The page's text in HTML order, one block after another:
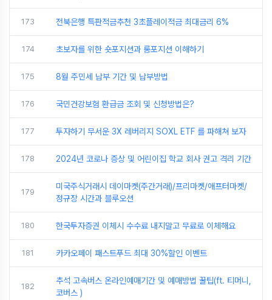
173 전북은행 특판적금추천 3초플레이적금 최대금리 6%
174 초보자를 위한 숏포지션과 롱포지션 이해하기
175 8월 주민세 납부 기간 및 납부방법
176 국민건강보험 환급금 조회 및 신청방법은?
177 투자하기 무서운 3X 레버리지 SOXL ETF 를 파해쳐 보자
178 2024년 코로나 증상 및 어린이집 학교 회사 권고 격리 기간
179
미국주식거래시 데이마켓(주간거래)/프리마켓/애프터마켓/
정규장 시간과 블루오션
180 한국투자증권 이체시 수수료 내지말고 무료로 이체해요
181 카카오페이 패스트푸드 최대 30%할인 이벤트
182
추석 고속버스 온라인예매기간 및 예매방법 꿀팁(ft. 티머니,
코버스 )